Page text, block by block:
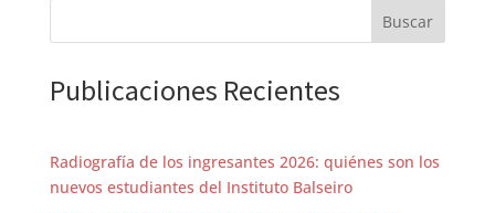
Buscar
Publicaciones Recientes
Radiografía de los ingresantes 2026: quiénes son los
nuevos estudiantes del Instituto Balseiro